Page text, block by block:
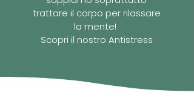
trattare il corpo per rilassare
la mente!
Scopri il nostro Antistress